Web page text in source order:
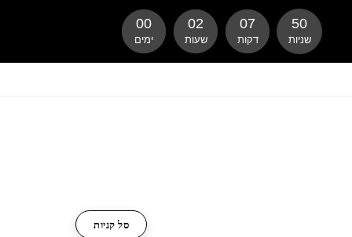
סל קניות
00
ימים
02
שעות
07
דקות
49
שניות